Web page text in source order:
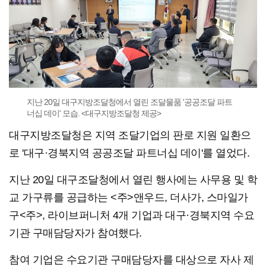
지난 20일 대구지방조달청에서 열린 조달물품 '공공조달 파트
너십 데이' 모습. <대구지방조달청 제공>
대구지방조달청은 지역 조달기업의 판로 지원 일환으
로 '대구·경북지역 공공조달 파트너십 데이'를 열었다.
지난 20일 대구조달청에서 열린 행사에는 사무용 및 학
교 가구류를 공급하는 <주>앤우드, 더사가, 스마일가
구<주>, 라이브퍼니처 4개 기업과 대구·경북지역 수요
기관 구매담당자가 참여했다.
참여 기업은 수요기관 구매담당자를 대상으로 자사 제